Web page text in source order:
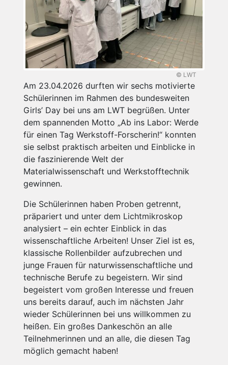
© LWT
Am 23.04.2026 durften wir sechs motivierte
Schülerinnen im Rahmen des bundesweiten
Girls’ Day bei uns am LWT begrüßen. Unter
dem spannenden Motto „Ab ins Labor: Werde
für einen Tag Werkstoff-Forscherin!“ konnten
sie selbst praktisch arbeiten und Einblicke in
die faszinierende Welt der
Materialwissenschaft und Werkstofftechnik
gewinnen.
Die Schülerinnen haben Proben getrennt,
präpariert und unter dem Lichtmikroskop
analysiert – ein echter Einblick in das
wissenschaftliche Arbeiten! Unser Ziel ist es,
klassische Rollenbilder aufzubrechen und
junge Frauen für naturwissenschaftliche und
technische Berufe zu begeistern. Wir sind
begeistert vom großen Interesse und freuen
uns bereits darauf, auch im nächsten Jahr
wieder Schülerinnen bei uns willkommen zu
heißen. Ein großes Dankeschön an alle
Teilnehmerinnen und an alle, die diesen Tag
möglich gemacht haben!